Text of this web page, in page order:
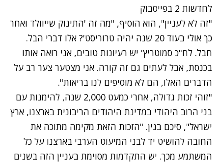
לחדשות 2 בפייסבוק
"זה לא לעניין", הוא הוסיף, "מה זה 'התינוק שייוולד ואחר
כך אולי בעוד 20 שנה יהיה טרוריסט'? אלו דברי הבל.
חבל. לח"כ סמוטריץ' יש רעיונות טובים, אני רואה אותו
בכנסת, אבל לעתים גם זה קורה. אני מצטער צער רב על
הדברים האלו, הם לא מוסיפים לנו בריאות".
"זוהי זכות גדולה, אחרי כמעט 2,000 שנה, להימנות עם
בני הרוב היהודי במדינת היהודים הריבונית בארצנו, ארץ
ישראל", סיכם בגין. "הזכות הזאת מקימה מתוכה את
החובה להושיט יד לבני המיעוט הערבי בארצנו על כל
המשתמע מכך. יש התקדמות מסוימת בעניין הזה בשנים